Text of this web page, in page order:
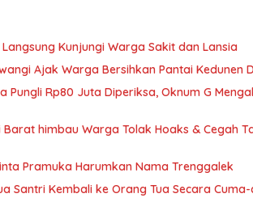
Kunjungi Warga Sakit dan Lansia
Ajak Warga Bersihkan Pantai Kedunen
Pungli Rp80 Juta Diperiksa, Oknum G
himbau Warga Tolak Hoaks & Cegah
Pramuka Harumkan Nama Trenggalek
Santri Kembali ke Orang Tua Secara